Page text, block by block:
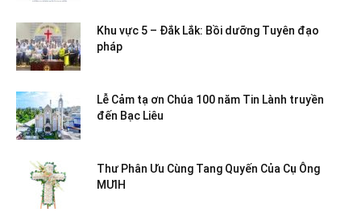
Khu vực 5 – Đắk Lắk: Bồi dưỡng Tuyên đạo
pháp
Lễ Cảm tạ ơn Chúa 100 năm Tin Lành truyền
đến Bạc Liêu
Thư Phân Ưu Cùng Tang Quyến Của Cụ Ông
MƯIH